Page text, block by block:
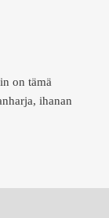
on tämä
ihanan